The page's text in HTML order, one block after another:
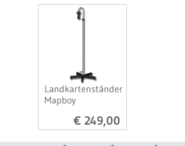
Landkartenständer
Mapboy
€ 249,00